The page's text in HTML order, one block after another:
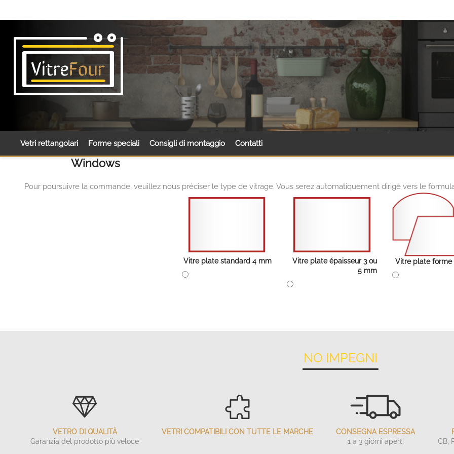
Vetri rettangolari Forme speciali Consigli di montaggio Contatti
Windows
Pour poursuivre la commande, veuillez nous préciser le type de vitrage. Vous serez automatiquement dirigé vers le
Vitre plate standard 4 mm
Vitre plate épaisseur 3 ou
5 mm
Vitre plate forme
NO IMPEGNI
VETRO DI QUALITÀ
Garanzia del prodotto più veloce
VETRI COMPATIBILI CON TUTTE LE MARCHE
CONSEGNA ESPRESSA
1 a 3 giorni aperti
CB,